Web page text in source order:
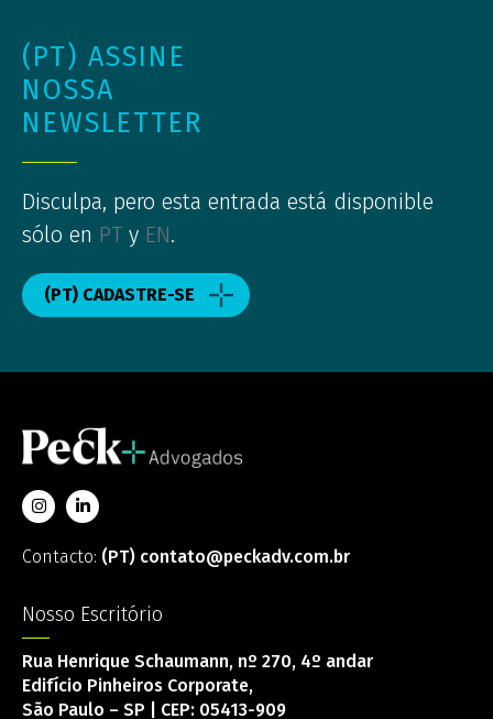
(PT) ASSINE
NOSSA
NEWSLETTER
Disculpa, pero esta entrada está disponible
sólo en PT y EN.
(PT) CADASTRE-SE
Contacto: (PT) contato@peckadv.com.br
Nosso Escritório
Rua Henrique Schaumann, nº 270, 4º andar
Edifício Pinheiros Corporate,
São Paulo – SP | CEP: 05413-909